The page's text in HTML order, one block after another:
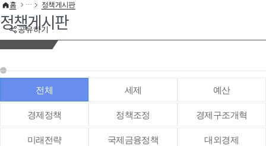
공유하기
홈 정책게시판
정책게시판
전체 세제 예산
경제정책 정책조정 경제구조개혁
미래전략 국제금융정책 대외경제